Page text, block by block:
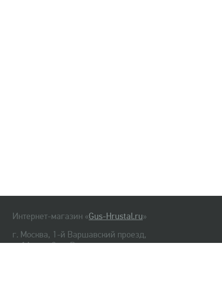
Интернет-магазин «Gus-Hrustal.ru»
г. Москва, 1-й Варшавский проезд,
д. 1А, стр. 3, м. Варшавская